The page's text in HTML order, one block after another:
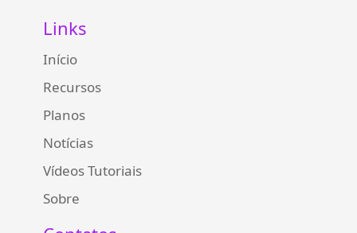
Links
Início
Recursos
Planos
Notícias
Vídeos Tutoriais
Sobre